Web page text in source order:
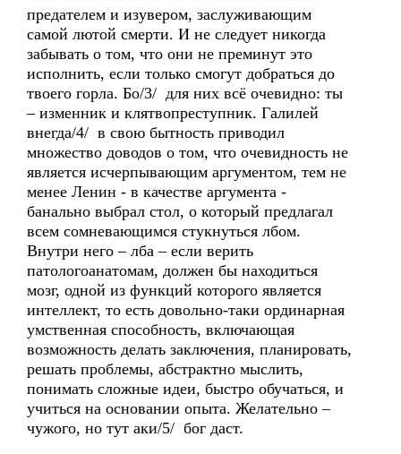
предателем и изувером, заслуживающим
самой лютой смерти. И не следует никогда
забывать о том, что они не преминут это
исполнить, если только смогут добраться до
твоего горла. Бо/3/ для них всё очевидно: ты
– изменник и клятвопреступник. Галилей
внегда/4/ в свою бытность приводил
множество доводов о том, что очевидность не
является исчерпывающим аргументом, тем не
менее Ленин - в качестве аргумента -
банально выбрал стол, о который предлагал
всем сомневающимся стукнуться лбом.
Внутри него – лба – если верить
патологоанатомам, должен бы находиться
мозг, одной из функций которого является
интеллект, то есть довольно-таки ординарная
умственная способность, включающая
возможность делать заключения, планировать,
решать проблемы, абстрактно мыслить,
понимать сложные идеи, быстро обучаться, и
учиться на основании опыта. Желательно –
чужого, но тут аки/5/ бог даст.